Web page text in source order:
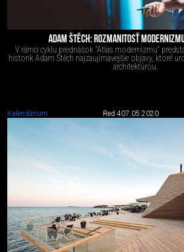
ADAM ŠTĚCH: ROZMANITOSŤ
V rámci cyklu prednášok "Atlas modernizmu"
historik Adam Štěch najzaujímavejšie objavy, ktoré
architektúrou.
Kalendárium Red 407.05.2020